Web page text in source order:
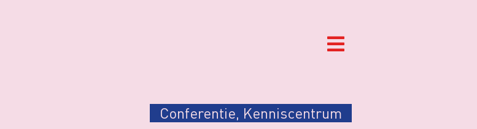
Conferentie, Kenniscentrum